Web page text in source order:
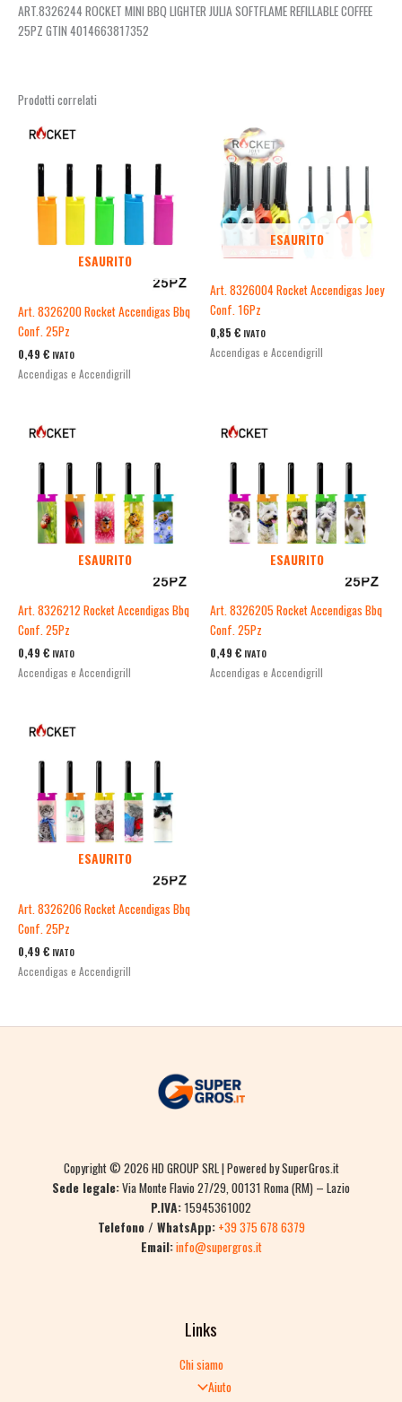
ART.8326244 ROCKET MINI BBQ LIGHTER JULIA SOFTFLAME REFILLABLE COFFEE
25PZ GTIN 4014663817352
Prodotti correlati
ESAURITO
Art. 8326200 Rocket Accendigas Bbq
Conf. 25Pz
0,49 € IVATO
Accendigas e Accendigrill
ESAURITO
Art. 8326004 Rocket Accendigas Joey
Conf. 16Pz
0,85 € IVATO
Accendigas e Accendigrill
ESAURITO
Art. 8326212 Rocket Accendigas Bbq
Conf. 25Pz
0,49 € IVATO
Accendigas e Accendigrill
ESAURITO
Art. 8326205 Rocket Accendigas Bbq
Conf. 25Pz
0,49 € IVATO
Accendigas e Accendigrill
ESAURITO
Art. 8326206 Rocket Accendigas Bbq
Conf. 25Pz
0,49 € IVATO
Accendigas e Accendigrill
Copyright © 2026 HD GROUP SRL | Powered by SuperGros.it
Sede legale:Via Monte Flavio 27/29, 00131 Roma (RM) – Lazio
P.IVA:15945361002
Telefono / WhatsApp: +39 375 678 6379
Email:info@supergros.it
Links
Chi siamo
Aiuto